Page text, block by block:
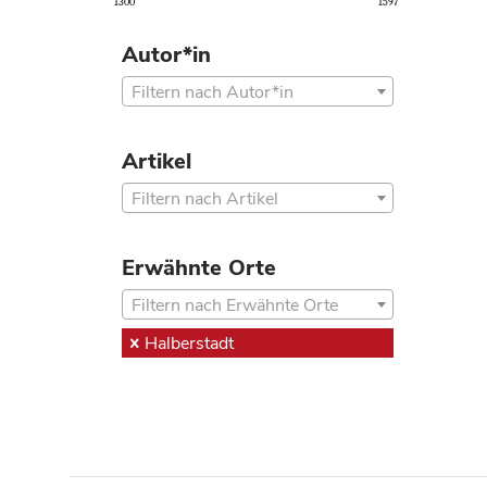
Autor*in
Filtern nach Autor*in
Artikel
Filtern nach Artikel
Erwähnte Orte
Filtern nach Erwähnte Orte
Halberstadt